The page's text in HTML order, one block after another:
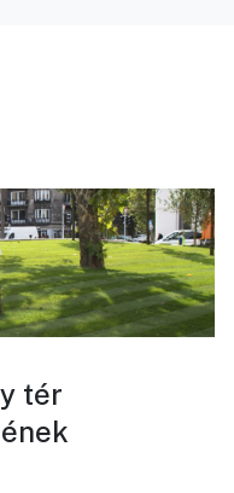
tér